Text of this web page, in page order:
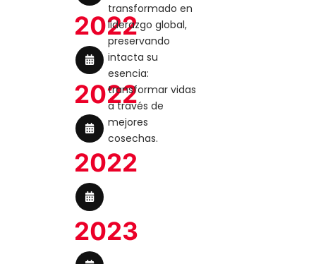
2022
2022
2022
2023
transformado en
liderazgo global,
preservando
intacta su
esencia:
transformar vidas
a través de
mejores
cosechas.